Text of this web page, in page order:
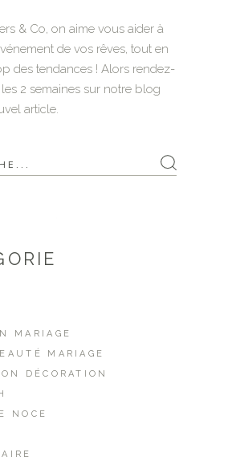
& Co, on aime vous aider à
de vos rêves, tout en
des tendances ! Alors rendez-
2 semaines sur notre blog
article.
MARIAGE
MARIAGE
DÉCORATION
NOCE